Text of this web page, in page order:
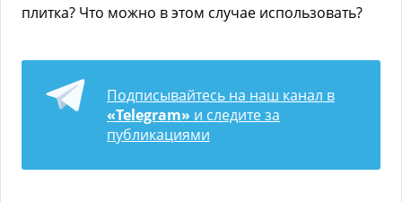
плитка? Что можно в этом случае использовать?
Подписывайтесь на наш канал в
«Telegram» и следите за
публикациями